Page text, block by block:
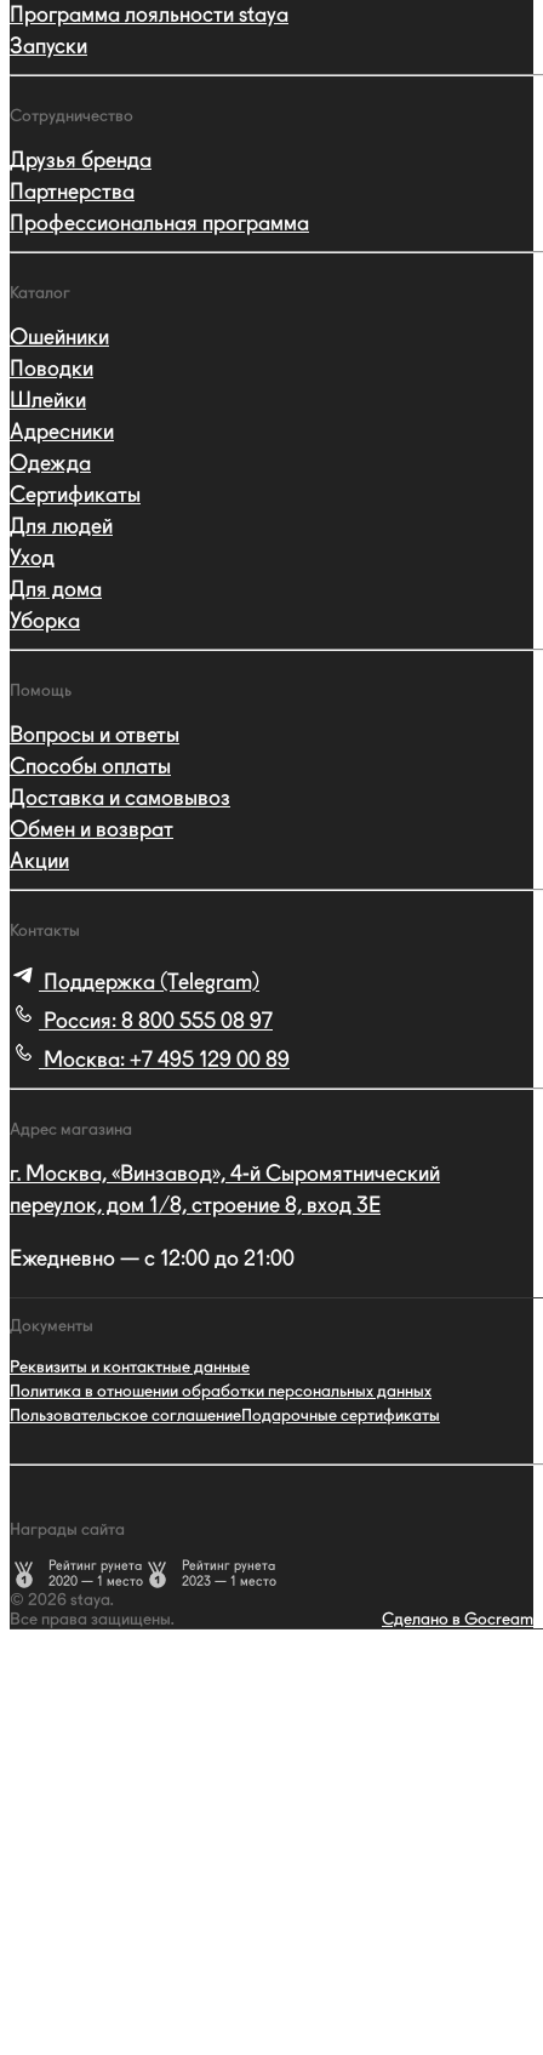
Программа лояльности staya
Запуски
Сотрудничество
Друзья бренда
Партнерства
Профессиональная программа
Каталог
Ошейники
Поводки
Шлейки
Адресники
Одежда
Сертификаты
Для людей
Уход
Для дома
Уборка
Помощь
Вопросы и ответы
Способы оплаты
Доставка и самовывоз
Обмен и возврат
Акции
Контакты
Поддержка (Telegram)
Россия: 8 800 555 08 97
Москва: +7 495 129 00 89
Адрес магазина
г. Москва, «Винзавод», 4-й Сыромятнический
переулок, дом 1/8, строение 8, вход 3E
Ежедневно — с 12:00 до 21:00
Документы
Реквизиты и контактные данные
Политика в отношении обработки персональных данных
Пользовательское соглашениеПодарочные сертификаты
Награды сайта
Рейтинг рунета
2020 — 1 место
Рейтинг рунета
2023 — 1 место
© 2026 staya.
Все права защищены.
Сделано в Gocream